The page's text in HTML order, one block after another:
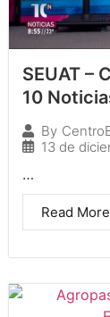
SEUAT –
10
By
13 de
…
Read More